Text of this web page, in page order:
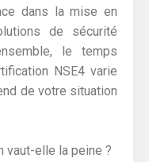
dans la mise en
de sécurité
le temps
NSE4 varie
de votre situation
vaut-elle la peine ?